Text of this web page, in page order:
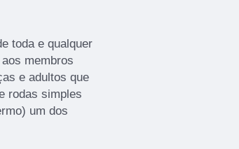
toda e qualquer
membros
e adultos que
rodas simples
um dos